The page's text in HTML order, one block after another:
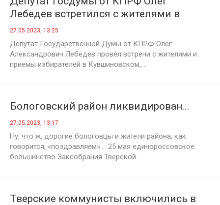
Лебедев встретился с жителями в
Кувшиновском, Осташковском и
Торопецком районах области
27.05.2023, 13:25
Депутат Государственной Думы от КПРФ Олег
Александрович Лебедев провёл встречи с жителями и
приемы избирателей в Кувшиновском,...
Бологовский район ликвидирован...
27.05.2023, 13:17
Ну, что ж, дорогие бологовцы и жители района, как
говорится, «поздравляем».... 25 мая единороссовское
большинство Заксобрания Тверской...
Тверские коммунисты включились в